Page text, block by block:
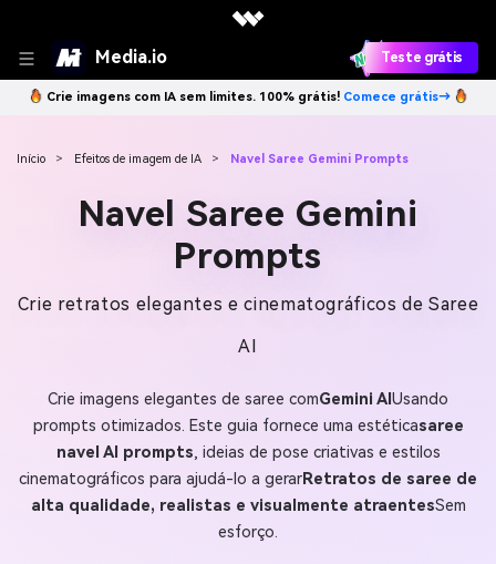
Media.io Teste grátis
Crie imagens com IA sem limites. 100% grátis! Comece grátis→
Início > Efeitos de imagem de IA > Navel Saree Gemini Prompts
Navel Saree Gemini
Prompts
Crie retratos elegantes e cinematográficos de Saree
AI
Crie imagens elegantes de saree comGemini AIUsando
prompts otimizados. Este guia fornece uma estéticasaree
navel AI prompts, ideias de pose criativas e estilos
cinematográficos para ajudá-lo a gerarRetratos de saree de
alta qualidade, realistas e visualmente atraentesSem
esforço.